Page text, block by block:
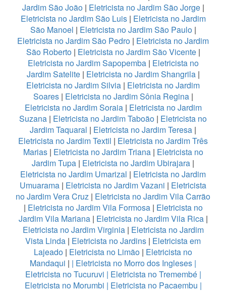
Jardim São João| Eletricista no Jardim São Jorge|
Eletricista no Jardim São Luis| Eletricista no Jardim
São Manoel | Eletricista no Jardim São Paulo|
Eletricista no Jardim São Pedro | Eletricista no Jardim
São Roberto| Eletricista no Jardim São Vicente|
Eletricista no Jardim Sapopemba| Eletricista no
Jardim Satelite| Eletricista no Jardim Shangrila|
Eletricista no Jardim Silvia | Eletricista no Jardim
Soares| Eletricista no Jardim Sônia Regina|
Eletricista no Jardim Soraia| Eletricista no Jardim
Suzana | Eletricista no Jardim Taboão | Eletricista no
Jardim Taquaral | Eletricista no Jardim Teresa |
Eletricista no Jardim Textil | Eletricista no Jardim Três
Marias| Eletricista no Jardim Triana| Eletricista no
Jardim Tupa | Eletricista no Jardim Ubirajara |
Eletricista no Jardim Umarizal | Eletricista no Jardim
Umuarama | Eletricista no Jardim Vazani | Eletricista
no Jardim Vera Cruz | Eletricista no Jardim Vila Carrão
| Eletricista no Jardim Vila Formosa| Eletricista no
Jardim Vila Mariana| Eletricista no Jardim Vila Rica|
Eletricista no Jardim Virginia| Eletricista no Jardim
Vista Linda | Eletricista no Jardins | Eletricista em
Lajeado | Eletricista no Limão | Eletricista no
Mandaqui | | Eletricista no Morro dos Ingleses |
Eletricista no Tucuruvi | Eletricista no Tremembé|
Eletricista no Morumbi | Eletricista no Pacaembu |